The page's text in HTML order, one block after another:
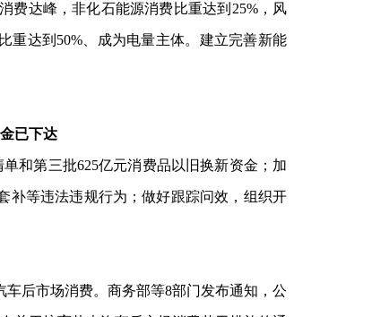
费达峰，非化石能源消费比重达到25%，风
重达到50%、成为电量主体。建立完善新能
已下达
和第三批625亿元消费品以旧换新资金；加
补等违法违规行为；做好跟踪问效，组织开
后市场消费。商务部等8部门发布通知，公